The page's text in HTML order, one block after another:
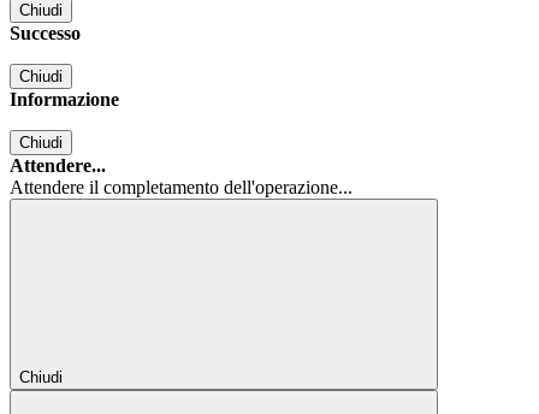
Chiudi
Successo
Chiudi
Informazione
Chiudi
Attendere...
Attendere il completamento dell'operazione...
Chiudi